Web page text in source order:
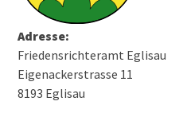
Adresse:
Friedensrichteramt Eglisau
Eigenackerstrasse 11
8193 Eglisau